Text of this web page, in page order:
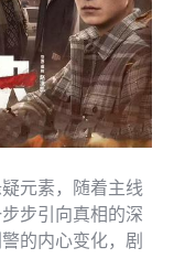
元素，随着主线
步引向真相的深
的内心变化，剧